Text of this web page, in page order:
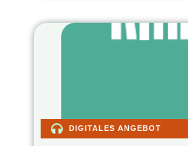
DIGITALES ANGEBOT